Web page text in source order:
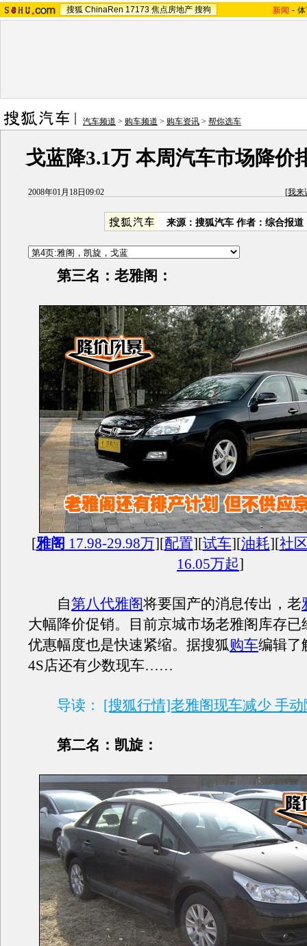
搜狐 ChinaRen 17173 焦点房地产 搜狗 新闻 -
汽车频道 > 购车频道 > 购车资讯 > 帮你选车
戈蓝降3.1万 本周汽车市场降价
2008年01月18日09:02 [我来
来源：搜狐汽车 作者：综合报道
第三名：老雅阁：
[雅阁 17.98-29.98万][配置][试车][油耗][社
16.05万起]
自第八代雅阁将要国产的消息传出，老
大幅降价促销。目前京城市场老雅阁库存已
优惠幅度也是快速紧缩。据搜狐购车编辑了
4S店还有少数现车……
导读： [搜狐行情]老雅阁现车减少 手动
第二名：凯旋：